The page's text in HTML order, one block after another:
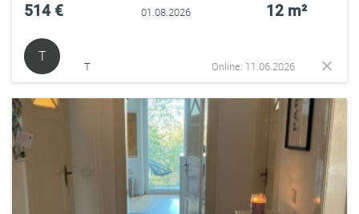
514 € 01.08.2026 12 m²
T
T Online: 11.06.2026